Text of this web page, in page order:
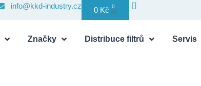
info@kkd-industry.cz 0 Kč 0
Značky Distribuce filtrů Servis